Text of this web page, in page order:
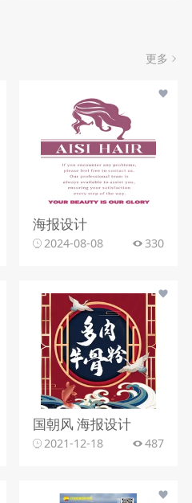
更多
海报设计
2024-08-08 330
国朝风 海报设计
2021-12-18 487